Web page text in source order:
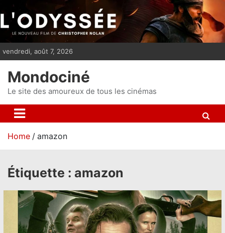
i
p
n
t
vendredi, août 7, 2026
Mondociné
Le site des amoureux de tous les cinémas
Home amazon
Étiquette : amazon